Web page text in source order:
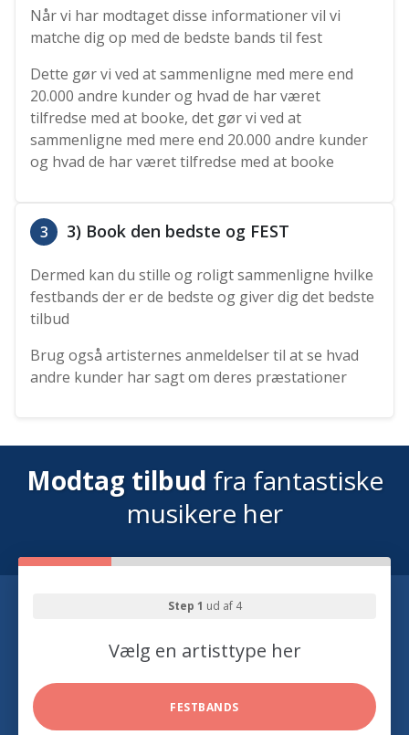
Når vi har modtaget disse informationer vil vi
matche dig op med de bedste bands til fest
Dette gør vi ved at sammenligne med mere end
20.000 andre kunder og hvad de har været
tilfredse med at booke, det gør vi ved at
sammenligne med mere end 20.000 andre kunder
og hvad de har været tilfredse med at booke
3 3) Book den bedste og FEST
Dermed kan du stille og roligt sammenligne hvilke
festbands der er de bedste og giver dig det bedste
tilbud
Brug også artisternes anmeldelser til at se hvad
andre kunder har sagt om deres præstationer
Modtag tilbud fra fantastiske
musikere her
Step 1 ud af 4
Vælg en artisttype her
FESTBANDS